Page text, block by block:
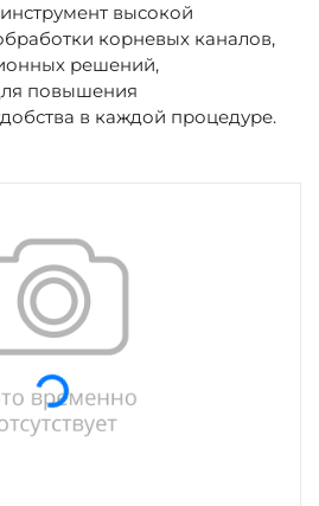
высокой
корневых каналов,
решений,
повышения
в каждой процедуре.
Загрузка...